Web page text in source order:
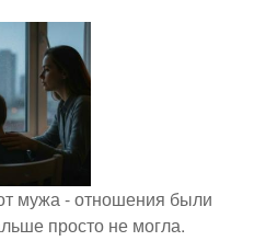
мужа - отношения были
просто не могла.